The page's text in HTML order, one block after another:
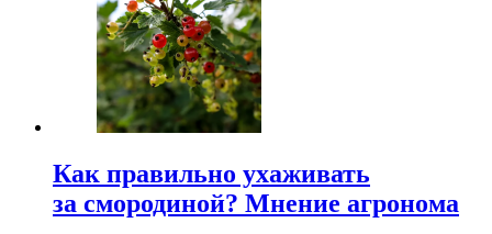
Как правильно ухаживать
за смородиной? Мнение агронома